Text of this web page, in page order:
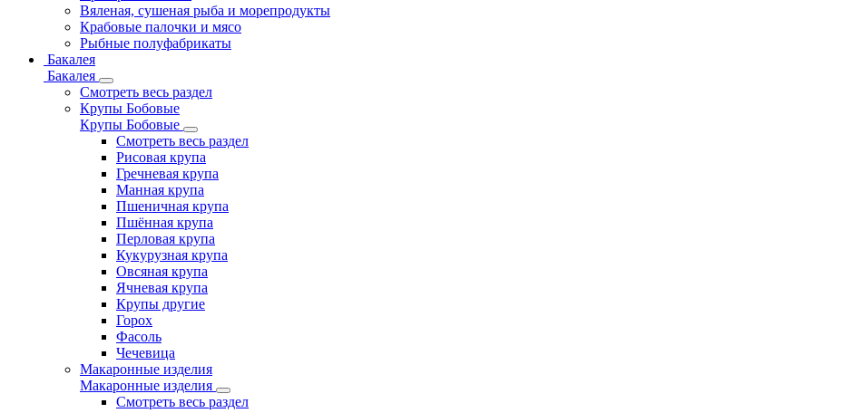
Вяленая, сушеная рыба и морепродукты
Крабовые палочки и мясо
Рыбные полуфабрикаты
Бакалея
Бакалея
Смотреть весь раздел
Крупы Бобовые
Крупы Бобовые
Смотреть весь раздел
Рисовая крупа
Гречневая крупа
Манная крупа
Пшеничная крупа
Пшённая крупа
Перловая крупа
Кукурузная крупа
Овсяная крупа
Ячневая крупа
Крупы другие
Горох
Фасоль
Чечевица
Макаронные изделия
Макаронные изделия
Смотреть весь раздел